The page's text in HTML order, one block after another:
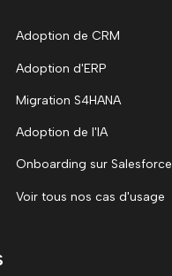
Adoption de CRM
Adoption d'ERP
Migration S4HANA
Adoption de l'IA
Onboarding sur Salesforce
Voir tous nos cas d'usage